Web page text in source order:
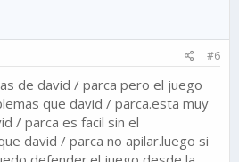
#6
de david / parca pero el juego
que david / parca.esta muy
/ parca es facil sin el
david / parca no apilar.luego si